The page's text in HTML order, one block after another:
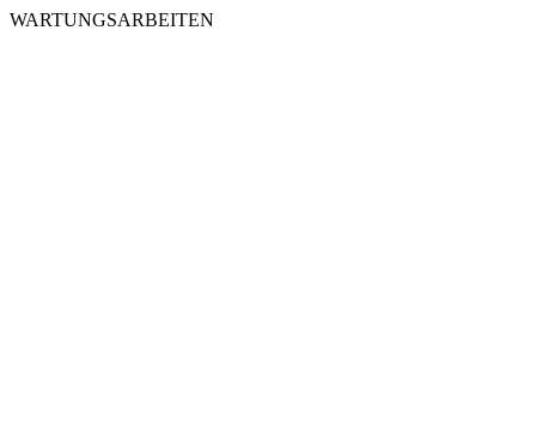
WARTUNGSARBEITEN